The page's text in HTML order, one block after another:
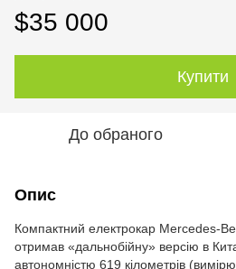
$35 000
Купити
До обраного
Опис
Компактний електрокар Mercedes-
отримав «дальнобійну» версію в
автономністю 619 кілометрів